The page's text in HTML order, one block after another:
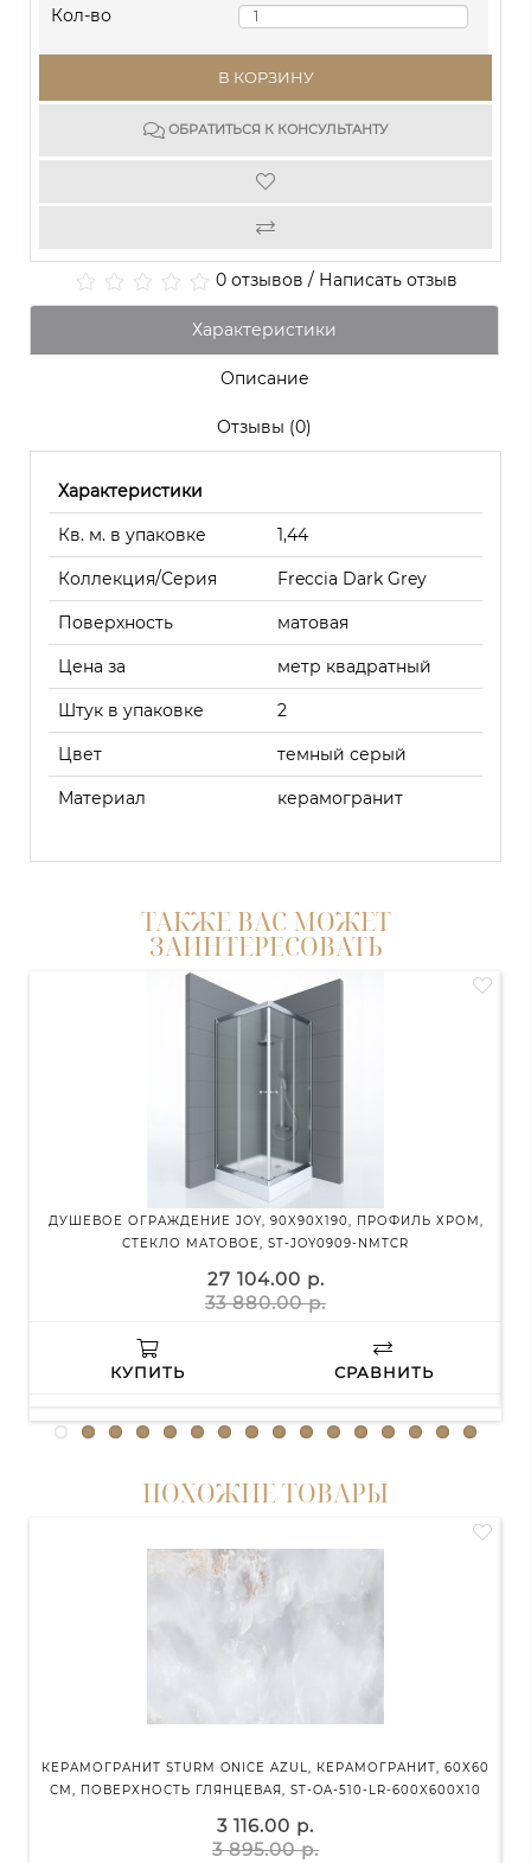
Кол-во
В КОРЗИНУ
ОБРАТИТЬСЯ К КОНСУЛЬТАНТУ
0 отзывов / Написать отзыв
Характеристики
Описание
Отзывы (0)
Характеристики
Кв. м. в упаковке 1,44
Коллекция/Серия Freccia Dark Grey
Поверхность матовая
Цена за метр квадратный
Штук в упаковке 2
Цвет темный серый
Материал керамогранит
ТАКЖЕ ВАС МОЖЕТ
ЗАИНТЕРЕСОВАТЬ
ДУШЕВОЕ ОГРАЖДЕНИЕ JOY, 90X90X190, ПРОФИЛЬ ХРОМ,
СТЕКЛО МАТОВОЕ, ST-JOY0909-NMTCR
27 104.00 р.
33 880.00 р.
КУПИТЬ СРАВНИТЬ
ПОХОЖИЕ ТОВАРЫ
КЕРАМОГРАНИТ STURM ONICE AZUL, КЕРАМОГРАНИТ, 60Х60
СМ, ПОВЕРХНОСТЬ ГЛЯНЦЕВАЯ, ST-OA-510-LR-600X600X10
3 116.00 р.
3 895.00 р.